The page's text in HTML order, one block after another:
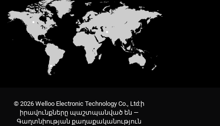
© 2026 Welloo Electronic Technology Co., Ltd:ի
իրավունքները պաշտպանված են —
Գաղտնիության քաղաքականություն